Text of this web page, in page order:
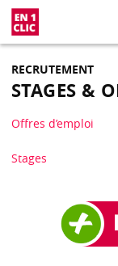
RECRUTEMENT
STAGES &
Offres d’emploi
Stages